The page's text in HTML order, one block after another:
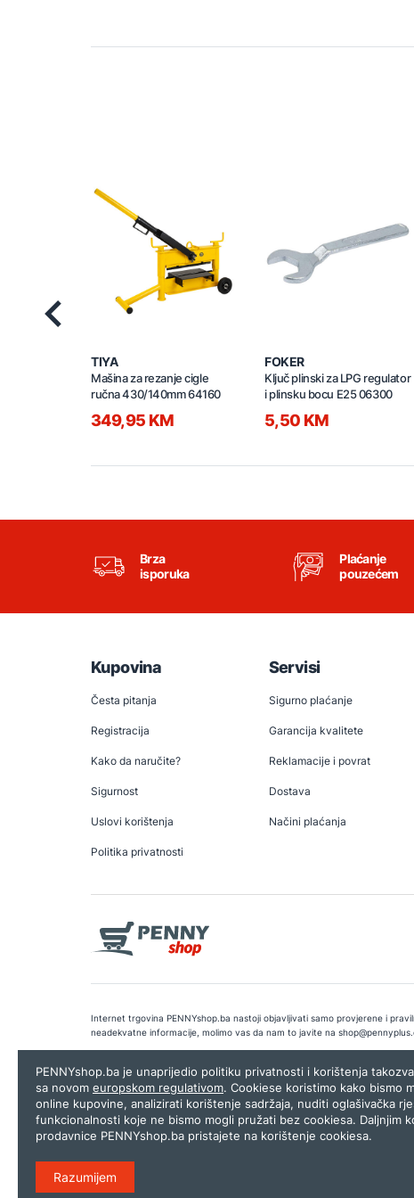
TIYA
Mašina za rezanje cigle
ručna 430/140mm 64160
349,95 KM
FOKER
Ključ plinski za LPG regulator
i plinsku bocu E25 06300
5,50 KM
Brza
isporuka
Plaćanje
pouzećem
Kupovina
Česta pitanja
Registracija
Kako da naručite?
Sigurnost
Uslovi korištenja
Politika privatnosti
Servisi
Sigurno plaćanje
Garancija kvalitete
Reklamacije i povrat
Dostava
Načini plaćanja
Internet trgovina PENNYshop.ba nastoji objavljivati samo provjerene i
neadekvatne informacije, molimo vas da nam to javite na
Copyright © 2026.Penny plus d.o.o. Sarajevo.Dizajn i programiranje:
PENNYshop.ba je unaprijedio politiku privatnosti i korištenja
sa novom europskom regulativom. Cookiese koristimo kako bismo
online kupovine, analizirati korištenje sadržaja, nuditi oglašivačka
funkcionalnosti koje ne bismo mogli pružati bez cookiesa. Daljnjim
prodavnice PENNYshop.ba pristajete na korištenje cookiesa.
Razumijem